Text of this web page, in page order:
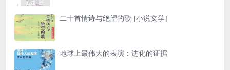
二十首情诗与绝望的歌 [小说文学]
地球上最伟大的表演：进化的证据